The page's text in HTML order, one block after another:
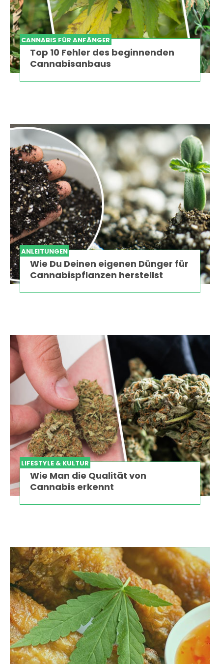
CANNABIS FÜR ANFÄNGER
Top 10 Fehler des beginnenden
Cannabisanbaus
ANLEITUNGEN
Wie Du Deinen eigenen Dünger für
Cannabispflanzen herstellst
LIFESTYLE & KULTUR
Wie Man die Qualität von
Cannabis erkennt